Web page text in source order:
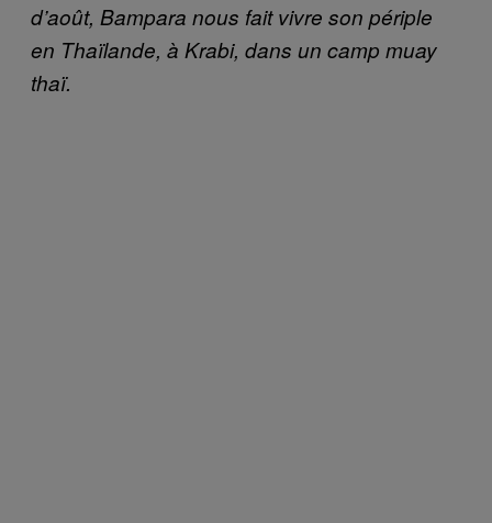
d’août, Bampara nous fait vivre son périple
en Thaïlande, à Krabi, dans un camp muay
thaï.